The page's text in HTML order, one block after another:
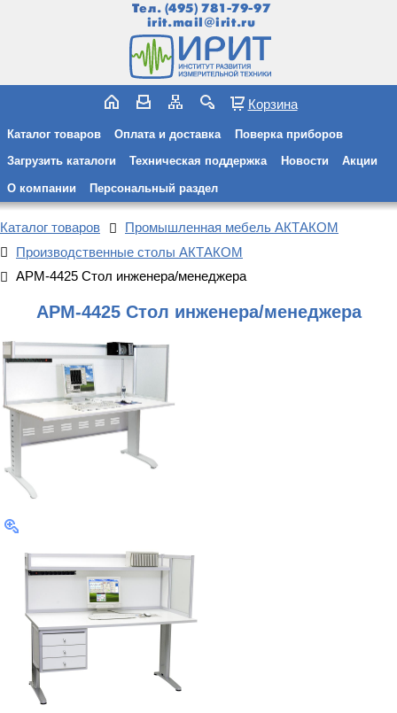
Тел. (495) 781-79-97
irit.mail@irit.ru
Корзина
Каталог товаров Оплата и доставка Поверка приборов
Загрузить каталоги Техническая поддержка Новости Акции
О компании Персональный раздел
Каталог товаров
Промышленная мебель АКТАКОМ
Производственные столы АКТАКОМ
АРМ-4425 Стол инженера/менеджера
АРМ-4425 Стол инженера/менеджера